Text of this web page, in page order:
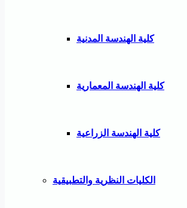
كلية الهندسة المدنية
كلية الهندسة المعمارية
كلية الهندسة الزراعية
الكليات النظرية والتطبيقية